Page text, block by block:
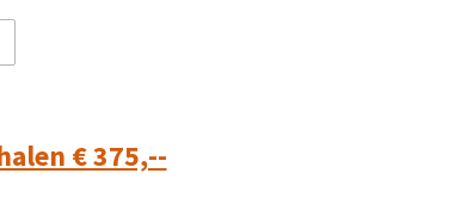
€ 375,--